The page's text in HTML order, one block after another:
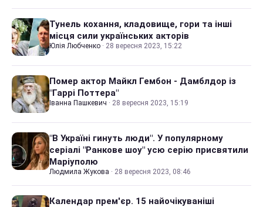
Тунель кохання, кладовище, гори та інші
місця сили українських акторів
Юлія Любченко · 28 вересня 2023, 15:22
Помер актор Майкл Гембон - Дамблдор із
"Гаррі Поттера"
Іванна Пашкевич · 28 вересня 2023, 15:19
"В Україні гинуть люди". У популярному
серіалі "Ранкове шоу" усю серію присвятили
Маріуполю
Людмила Жукова · 28 вересня 2023, 08:46
Календар прем'єр. 15 найочікуваніші